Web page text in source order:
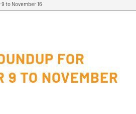
to November 16
FOR
9 TO NOVEMBER